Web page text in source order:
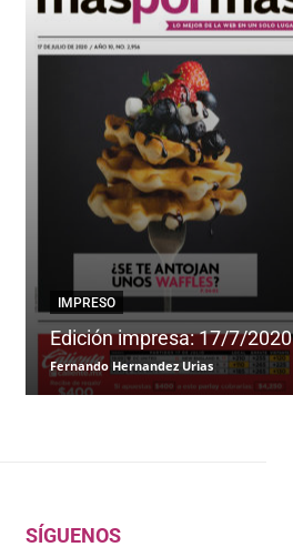
IMPRESO
Edición impresa: 17/7/2020
Fernando Hernandez Urias
SÍGUENOS